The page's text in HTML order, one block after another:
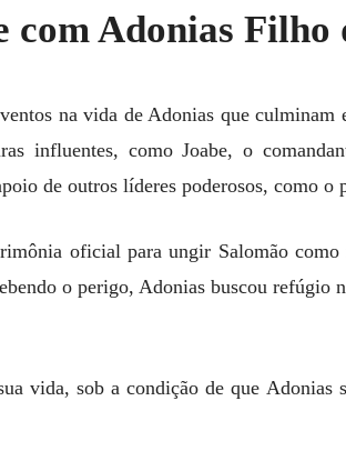
com Adonias
na vida de Adonias que
influentes, como Joabe, o
de outros líderes poderosos, como o
oficial para ungir Salomão
o perigo, Adonias buscou refúgio
vida, sob a condição de que Adonias